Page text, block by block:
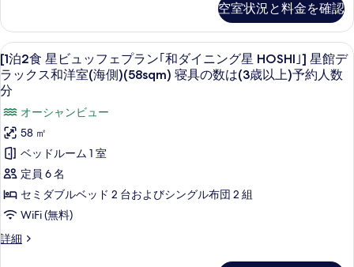
は
別
棟)
の
す
べ
て
の
写
真
を
の
み,
温
泉・
お
食
事
会
場
は
別
お
食
事
会
場
は
別
棟)
の
詳
細
ン
ダ
ー
ド
和
洋
室
(山
側)
(36sqm)
シ
ム
ス
タ
ン
ダ
ド
和
洋
室
(山
側)
(36sqm)
シ
ャ
ワ
ン
｢和
ダ
イ
ニ
ン
グ
星
HOSHI｣]
星
館
ス
星
ビ
ュ
ッ
フ
ェ
プ
ラ
ン
｢和
ダ
ニ
ン
星
空室状況と料金を確認
[1
泊
2
食
星
ビ
ュ
ッ
フ
ェ
11
[1泊2食 星ビュッフェプラン｢和ダイニング星 HOSHI｣] 星館デ
ラックス和洋室(海側)(58sqm) 寝具の数は(3歳以上)予約人数
分
オーシャンビュー
58 ㎡
ベッドルーム 1 室
定員 6 名
セミダブルベッド 2 台およびシングル布団 2 組
WiFi (無料)
詳細
[1